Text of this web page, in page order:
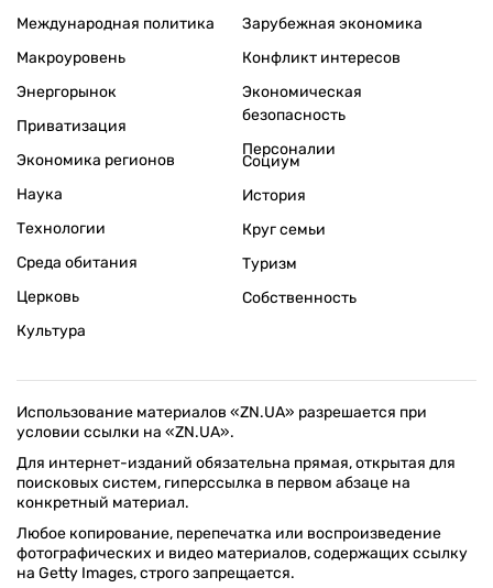
Международная политика
Макроуровень
Энергорынок
Приватизация
Экономика регионов
Зарубежная экономика
Конфликт интересов
Экономическая
безопасность
Персоналии
Наука
Технологии
Среда обитания
Церковь
Культура
Социум
История
Круг семьи
Туризм
Собственность
Использование материалов «ZN.UA» разрешается при
условии ссылки на «ZN.UA».
Для интернет-изданий обязательна прямая, открытая для
поисковых систем, гиперссылка в первом абзаце на
конкретный материал.
Любое копирование, перепечатка или воспроизведение
фотографических и видео материалов, содержащих ссылку
на Getty Images, строго запрещается.